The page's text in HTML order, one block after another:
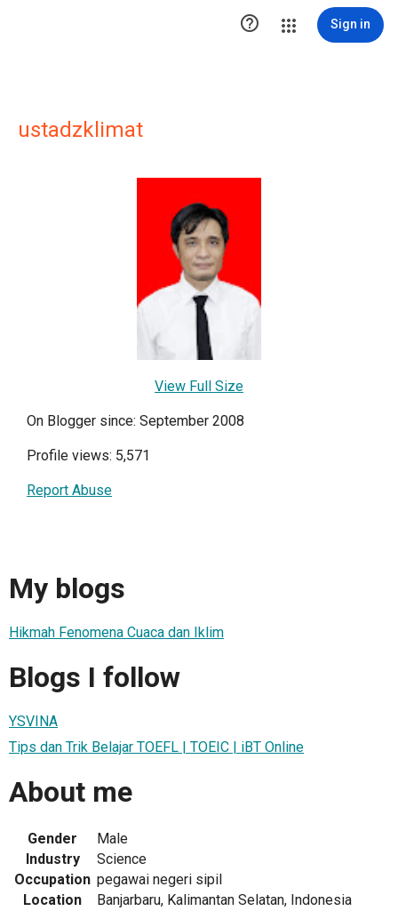
 Sign in
ustadzklimat
View Full Size
On Blogger since: September 2008
Profile views: 5,571
Report Abuse
My blogs
Hikmah Fenomena Cuaca dan Iklim
Blogs I follow
YSVINA
Tips dan Trik Belajar TOEFL | TOEIC | iBT Online
About me
Gender
Male
Industry
Science
Occupation pegawai negeri sipil
Location
Banjarbaru, Kalimantan Selatan, Indonesia